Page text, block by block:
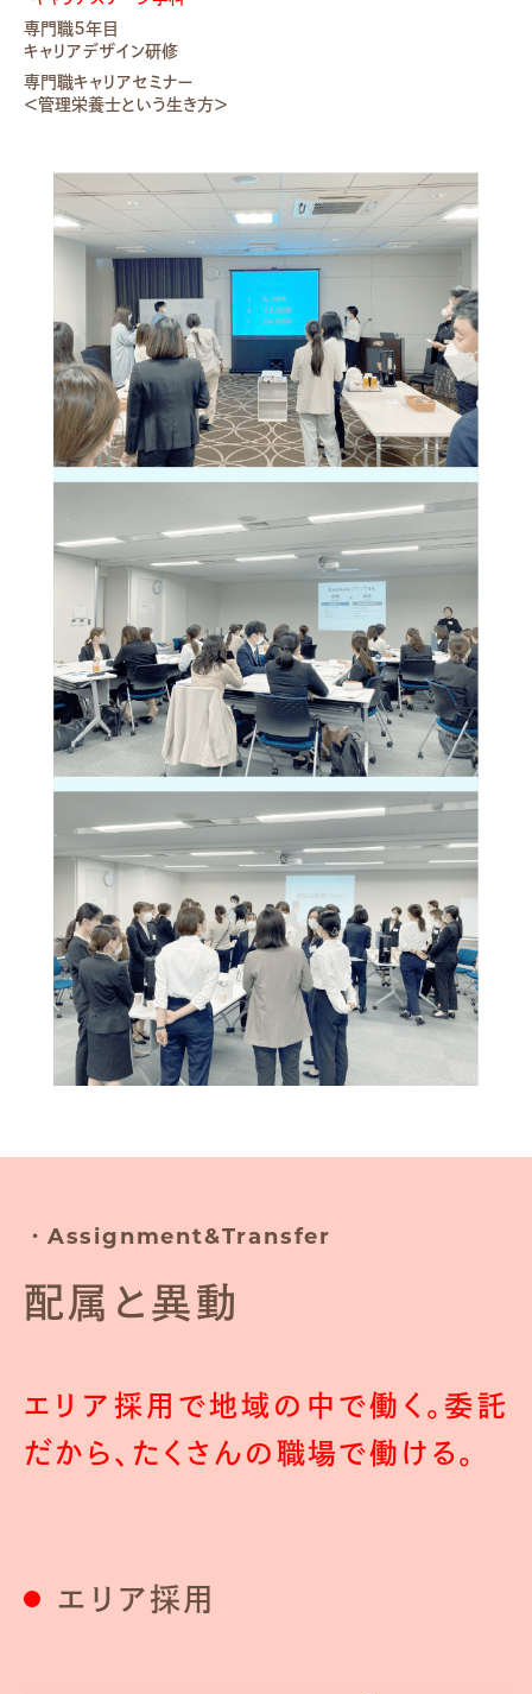
専門職５年目
キャリアデザイン研修
専門職キャリアセミナー
＜管理栄養士という生き方＞
・Assignment&Transfer
配属と異動
エリア採用で地域の中で働く。委託
だから、 たくさんの職場で働ける。
エリア採用